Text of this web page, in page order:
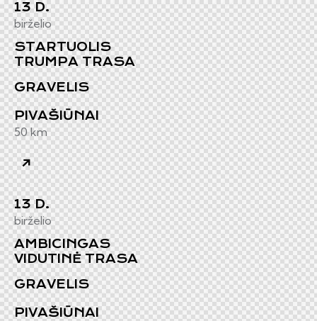
13 D.
birželio
STARTUOLIS
TRUMPA TRASA​
GRAVELIS
PIVAŠIŪNAI
50 km
13 D.
birželio
AMBICINGAS
VIDUTINĖ TRASA
GRAVELIS
PIVAŠIŪNAI